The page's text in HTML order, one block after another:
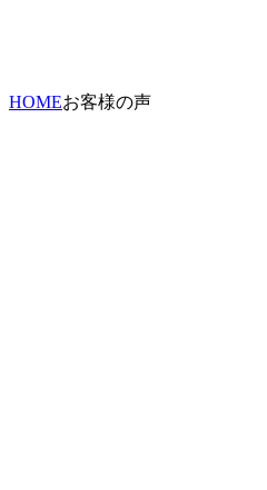
HOMEお客様の声